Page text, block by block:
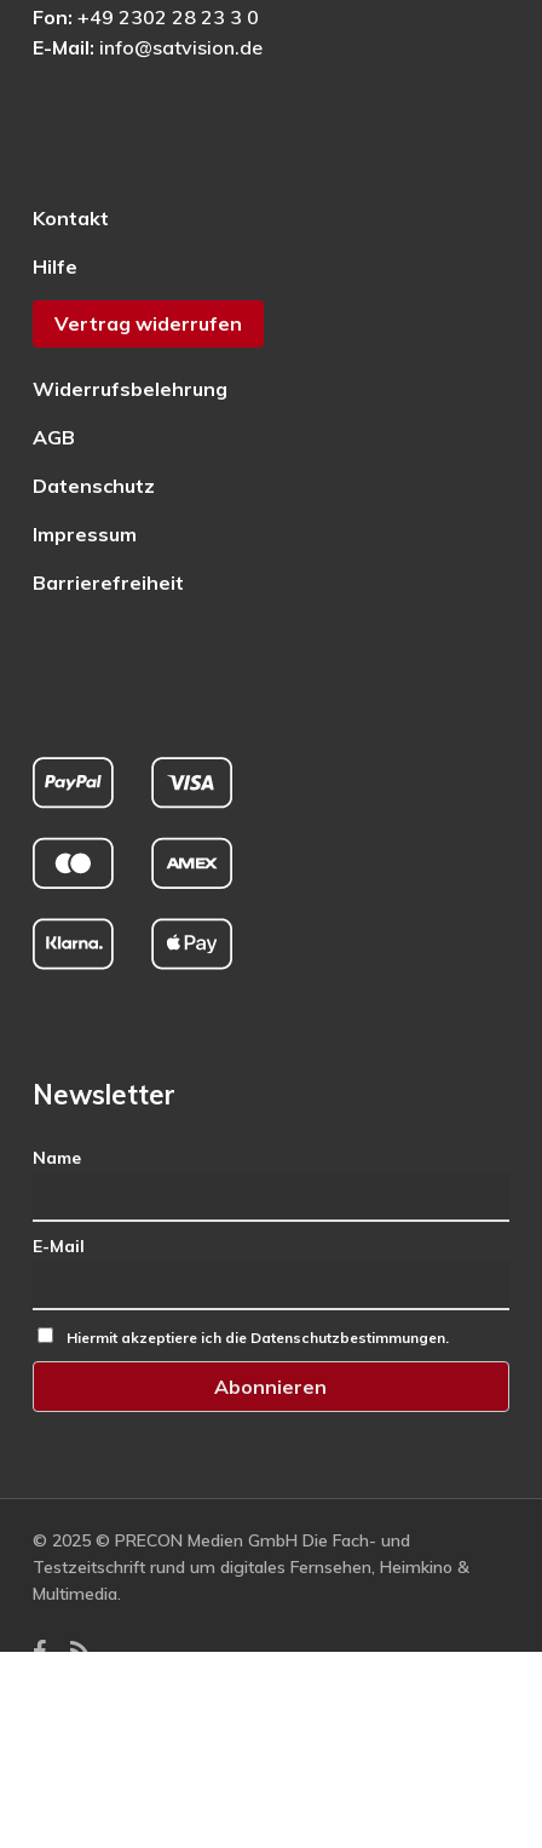
Fon: +49 2302 28 23 3 0
E-Mail: info@satvision.de
Kontakt
Hilfe
Vertrag widerrufen
Widerrufsbelehrung
AGB
Datenschutz
Impressum
Barrierefreiheit
Newsletter
Name
E-Mail
Hiermit akzeptiere ich die Datenschutzbestimmungen.
© 2025 © PRECON Medien GmbH Die Fach- und
Testzeitschrift rund um digitales Fernsehen, Heimkino &
Multimedia.
facebook
RSS